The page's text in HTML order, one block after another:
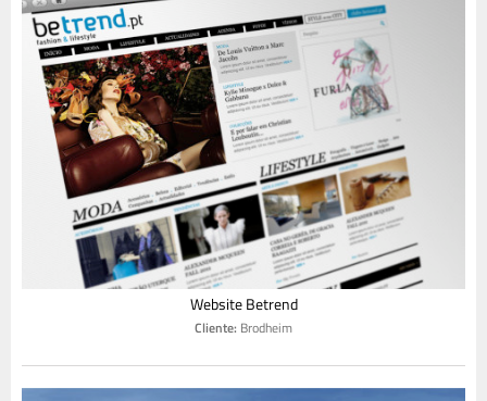
Website Betrend
Cliente: Brodheim